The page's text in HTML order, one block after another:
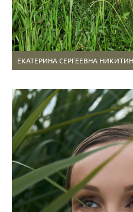
ЕКАТЕРИНА СЕРГЕЕВНА